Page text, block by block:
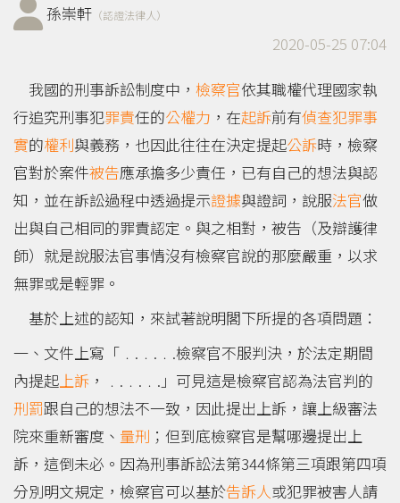
孫崇軒 （認證法律人）
2020-05-25 07:04
我國的刑事訴訟制度中， 檢察官依其職權代理國家執
行追究刑事犯罪責任的公權力 ，在起訴前有偵查犯罪事
實的權利與義務，也因此往往在決定提起公訴時，檢察
官對於案件被告應承擔多少責任，已有自己的想法與認
知，並在訴訟過程中透過提示證據與證詞，說服法官做
出與自己相同的罪責認定。與之相對，被告（及辯護律
師）就是說服法官事情沒有檢察官說的那麼嚴重，以求
無罪或是輕罪。
基於上述的認知，來試著說明閣下所提的各項問題：
一、文件上寫「﹒.﹒.﹒.檢察官不服判決，於法定期間
內提起 上訴 ，﹒.﹒.﹒.」可見這是檢察官認為法官判的
刑罰跟自己的想法不一致，因此提出上訴，讓上級審法
院來重新審度、 量刑 ；但到底檢察官是幫哪邊提出上
訴，這倒未必。因為刑事訴訟法第344條第三項跟第四項
分別明文規定，檢察官可以基於告訴人或犯罪被害人請